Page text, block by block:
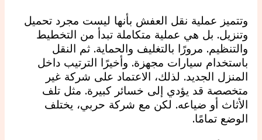
وتتميز عملية نقل العفش بأنها ليست مجرد تحميل
وتنزيل. بل هي عملية متكاملة تبدأ من التخطيط
والتنظيم. مرورًا بالتغليف والحماية. ثم النقل
باستخدام سيارات مجهزة. وأخيرًا الترتيب داخل
المنزل الجديد. لذلك، الاعتماد على شركة غير
متخصصة قد يؤدي إلى خسائر كبيرة. مثل تلف
الأثاث أو ضياعه. لكن مع شركة حربي، يختلف
الوضع تمامًا.